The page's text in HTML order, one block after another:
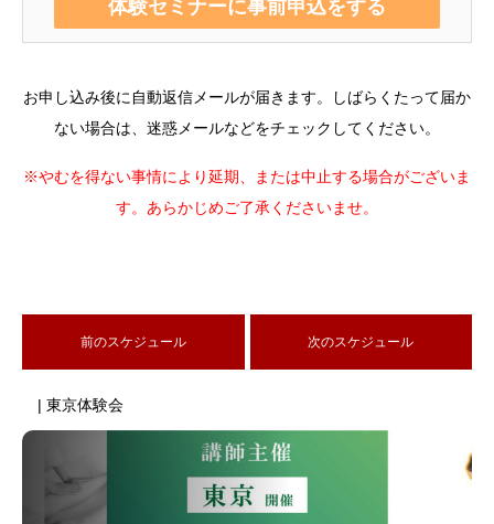
お申し込み後に自動返信メールが届きます。しばらくたって届か
ない場合は、迷惑メールなどをチェックしてください。
※やむを得ない事情により延期、または中止する場合がございま
す。あらかじめご了承くださいませ。
前のスケジュール 次のスケジュール
| 東京体験会